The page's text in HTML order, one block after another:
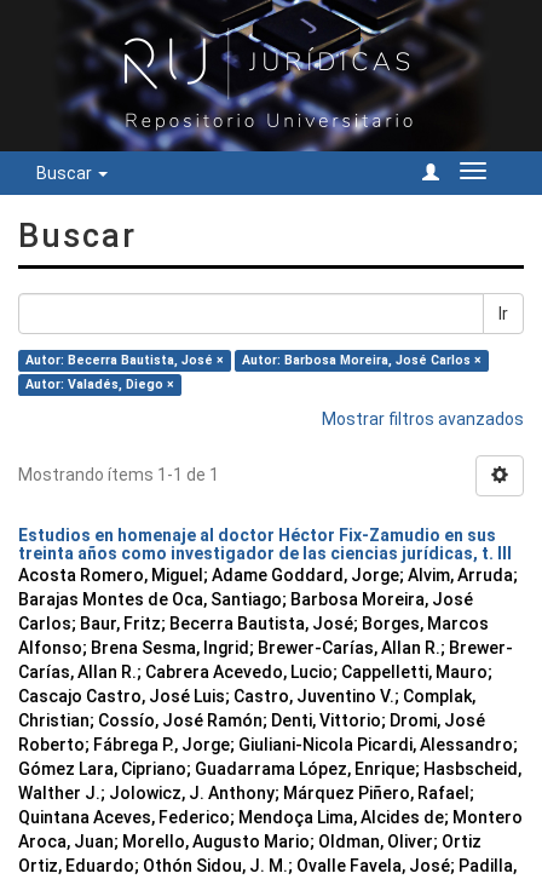
Buscar
Cambiar
Buscar
Ir
Autor: Becerra Bautista, José ×
Autor: Barbosa Moreira, José Carlos ×
Autor: Valadés, Diego ×
Mostrar filtros avanzados
Mostrando ítems 1-1 de 1
Estudios en homenaje al doctor Héctor Fix-Zamudio en sus
treinta años como investigador de las ciencias jurídicas, t. III
Acosta Romero, Miguel; Adame Goddard, Jorge; Alvim, Arruda;
Barajas Montes de Oca, Santiago; Barbosa Moreira, José
Carlos; Baur, Fritz; Becerra Bautista, José; Borges, Marcos
Alfonso; Brena Sesma, Ingrid; Brewer-Carías, Allan R.; Brewer-
Carías, Allan R.; Cabrera Acevedo, Lucio; Cappelletti, Mauro;
Cascajo Castro, José Luis; Castro, Juventino V.; Complak,
Christian; Cossío, José Ramón; Denti, Vittorio; Dromi, José
Roberto; Fábrega P., Jorge; Giuliani-Nicola Picardi, Alessandro;
Gómez Lara, Cipriano; Guadarrama López, Enrique; Hasbscheid,
Walther J.; Jolowicz, J. Anthony; Márquez Piñero, Rafael;
Quintana Aceves, Federico; Mendoça Lima, Alcides de; Montero
Aroca, Juan; Morello, Augusto Mario; Oldman, Oliver; Ortiz
Ortiz, Eduardo; Othón Sidou, J. M.; Ovalle Favela, José; Padilla,